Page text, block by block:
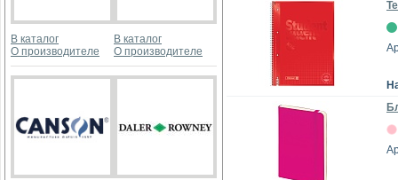
В каталог
О производителе
В каталог
О производителе